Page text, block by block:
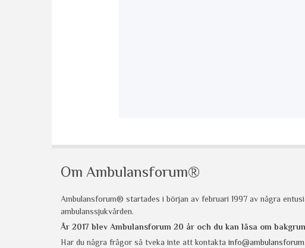
Om Ambulansforum®
Ambulansforum® startades i början av februari 1997 av några
ambulanssjukvården.
År 2017 blev Ambulansforum 20 år och du kan läsa om
Har du några frågor så tveka inte att kontakta